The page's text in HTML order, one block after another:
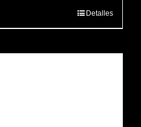
Detalles